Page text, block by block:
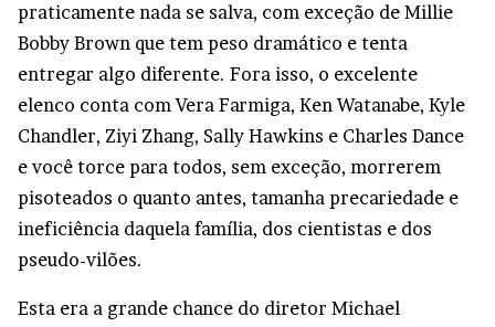
praticamente nada se salva, com exceção de Millie
Bobby Brown que tem peso dramático e tenta
entregar algo diferente. Fora isso, o excelente
elenco conta com Vera Farmiga, Ken Watanabe, Kyle
Chandler, Ziyi Zhang, Sally Hawkins e Charles Dance
e você torce para todos, sem exceção, morrerem
pisoteados o quanto antes, tamanha precariedade e
ineficiência daquela família, dos cientistas e dos
pseudo-vilões.
Esta era a grande chance do diretor Michael